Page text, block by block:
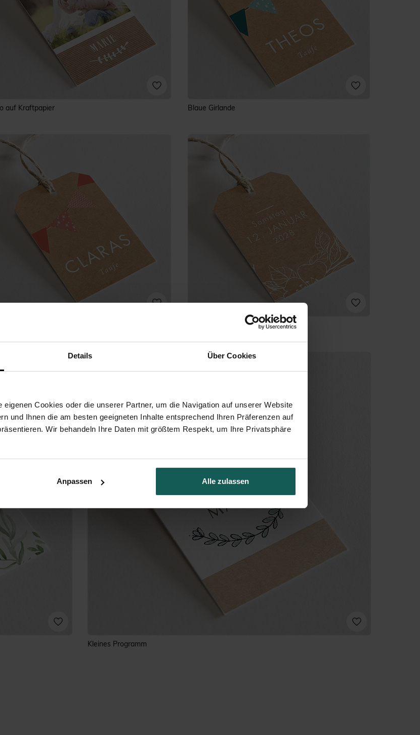
Details Über Cookies
eigenen Cookies oder die unserer Partner, um die Navigation auf unserer Website
und Ihnen die am besten geeigneten Inhalte entsprechend Ihren Präferenzen auf
Wir behandeln Ihre Daten mit größtem Respekt, um Ihre Privatsphäre
Anpassen Alle zulassen
auf Kraftpapier Blaue Girlande
Veredelung auf Kraft
Kleines Programm